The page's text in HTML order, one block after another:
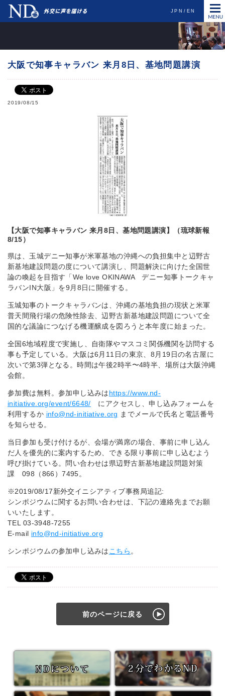
JPN EN
大阪で知事キャラバン 来月8日、基地問題講演
2019/08/15
【大阪で知事キャラバン 来月8日、基地問題講演】（琉球新報
8/15）
県は、玉城デニー知事が米軍基地の沖縄への負担集中と辺野古
新基地建設問題の度について講演し、問題解決に向けた全国世
論の喚起を目指す「We love OKINAWA デニー知事トークキャ
ラバンIN大阪」を9月8日に開催する。
玉城知事のトークキャラバンは、沖縄の基地負担の現状と米軍
普天間飛行場の危険性除去、辺野古新基地建設問題について全
国的な議論につなげる機運醸成を図ろうと本年度に始まった。
全国6地域程度で実施し、自衛隊やマスコミ関係機関を訪問する
事も予定している。大阪は6月11日の東京、8月19日の名古屋に
次いで第3弾となる。時間は午後2時半〜4時半、場所は大阪沖縄
会館。
参加費は無料。参加申し込みはhttps://www.nd-
initiative.org/event/6648/ にアクセスし、申し込みフォームを
利用するか info@nd-initiative.org までメールで氏名と電話番号
を知らせる。
当日参加も受け付けるが、会場が満席の場合、事前に申し込ん
だ人を優先的に案内するため、できる限り事前に申し込むよう
呼び掛けている。問い合わせは県辺野古新基地建設問題対策
課 098（866）7495。
※2019/08/17新外交イニシアティブ事務局追記:
シンポジウムに関するお問い合わせは、下記の連絡先までお願
いいたします。
TEL 03-3948-7255
E-mail info@nd-initiative.org
シンポジウムの参加申し込みは こちら 。
前のページに戻る